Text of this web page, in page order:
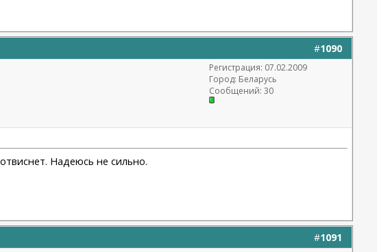
#1090
Регистрация: 07.02.2009
Город: Беларусь
Сообщений: 30
Надеюсь не сильно.
#1091